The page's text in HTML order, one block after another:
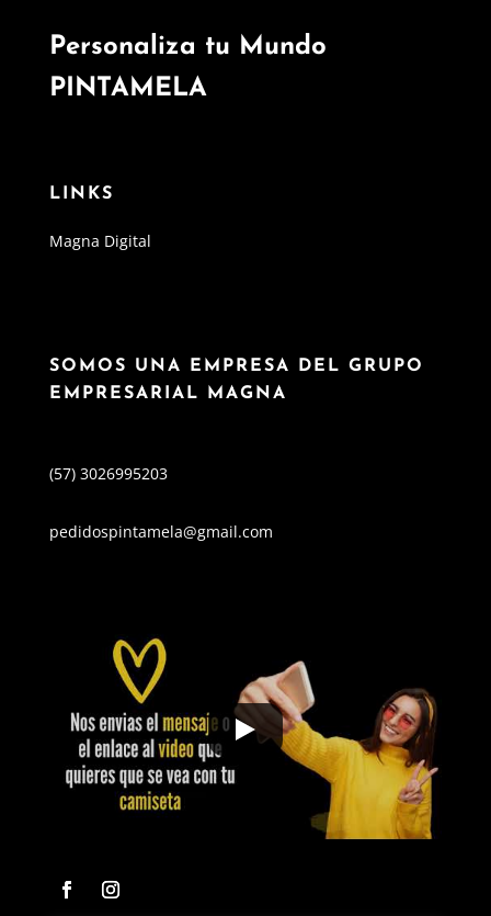
Personaliza tu Mundo
PINTAMELA
LINKS
Magna Digital
SOMOS UNA EMPRESA DEL GRUPO
EMPRESARIAL MAGNA
(57) 3026995203
pedidospintamela@gmail.com